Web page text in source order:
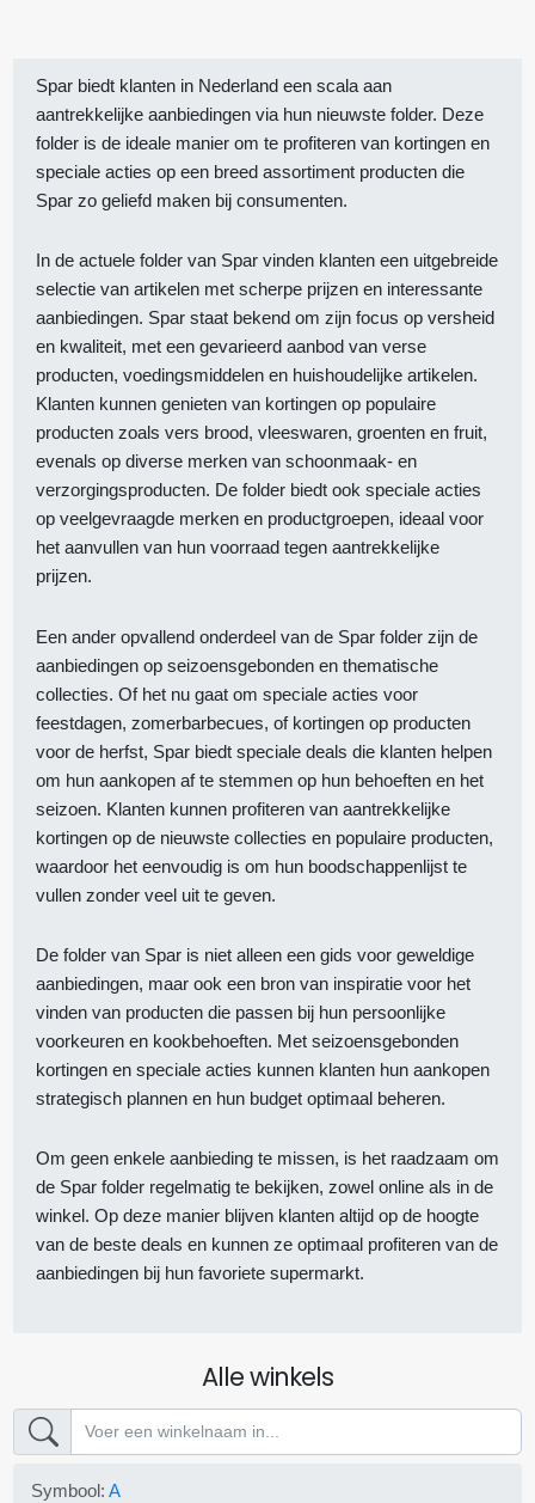
Spar biedt klanten in Nederland een scala aan
aantrekkelijke aanbiedingen via hun nieuwste folder. Deze
folder is de ideale manier om te profiteren van kortingen en
speciale acties op een breed assortiment producten die
Spar zo geliefd maken bij consumenten.
In de actuele folder van Spar vinden klanten een uitgebreide
selectie van artikelen met scherpe prijzen en interessante
aanbiedingen. Spar staat bekend om zijn focus op versheid
en kwaliteit, met een gevarieerd aanbod van verse
producten, voedingsmiddelen en huishoudelijke artikelen.
Klanten kunnen genieten van kortingen op populaire
producten zoals vers brood, vleeswaren, groenten en fruit,
evenals op diverse merken van schoonmaak- en
verzorgingsproducten. De folder biedt ook speciale acties
op veelgevraagde merken en productgroepen, ideaal voor
het aanvullen van hun voorraad tegen aantrekkelijke
prijzen.
Een ander opvallend onderdeel van de Spar folder zijn de
aanbiedingen op seizoensgebonden en thematische
collecties. Of het nu gaat om speciale acties voor
feestdagen, zomerbarbecues, of kortingen op producten
voor de herfst, Spar biedt speciale deals die klanten helpen
om hun aankopen af te stemmen op hun behoeften en het
seizoen. Klanten kunnen profiteren van aantrekkelijke
kortingen op de nieuwste collecties en populaire producten,
waardoor het eenvoudig is om hun boodschappenlijst te
vullen zonder veel uit te geven.
De folder van Spar is niet alleen een gids voor geweldige
aanbiedingen, maar ook een bron van inspiratie voor het
vinden van producten die passen bij hun persoonlijke
voorkeuren en kookbehoeften. Met seizoensgebonden
kortingen en speciale acties kunnen klanten hun aankopen
strategisch plannen en hun budget optimaal beheren.
Om geen enkele aanbieding te missen, is het raadzaam om
de Spar folder regelmatig te bekijken, zowel online als in de
winkel. Op deze manier blijven klanten altijd op de hoogte
van de beste deals en kunnen ze optimaal profiteren van de
aanbiedingen bij hun favoriete supermarkt.
Alle winkels
Symbool:A